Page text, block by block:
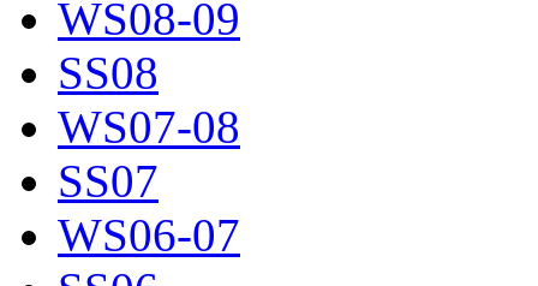
WS08-09
SS08
WS07-08
SS07
WS06-07